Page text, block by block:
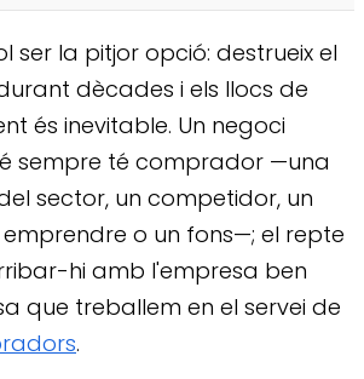
ser la pitjor opció: destrueix el
dècades i els llocs de
és inevitable. Un negoci
sempre té comprador —una
sector, un competidor, un
o un fons—; el repte
hi amb l'empresa ben
que treballem en el servei de
.